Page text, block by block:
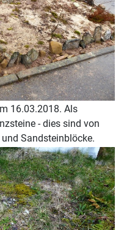
16.03.2018. Als
- dies sind von
Sandsteinblöcke.